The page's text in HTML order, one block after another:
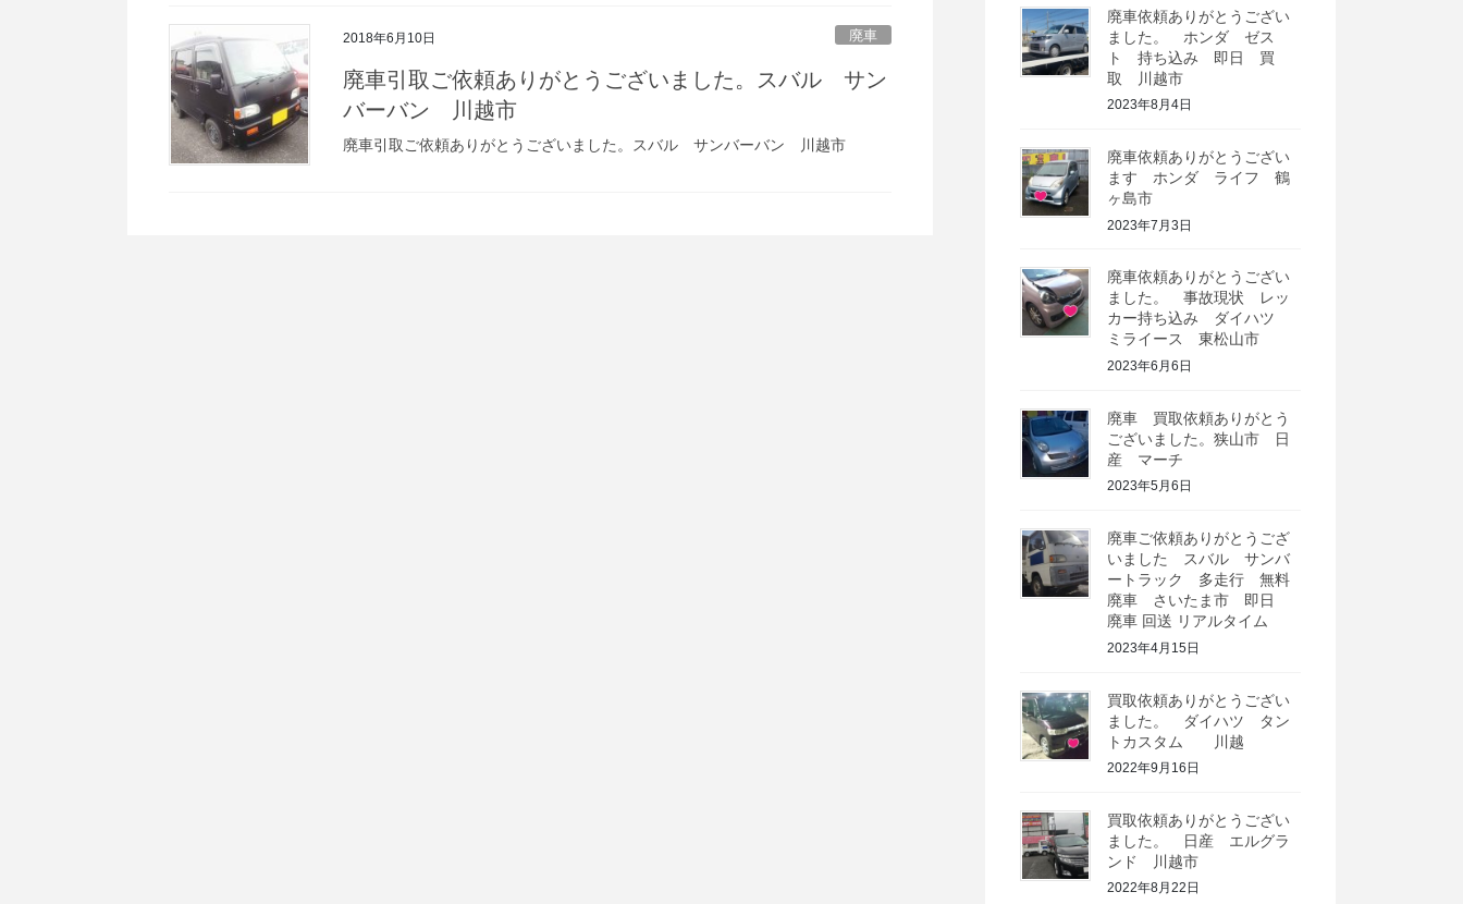
2018年6月10日 廃車
廃車引取ご依頼ありがとうございました。スバル サン
バーバン 川越市
廃車引取ご依頼ありがとうございました。スバル サンバーバン 川越市
廃車依頼ありがとうござい
ました。 ホンダ ゼス
ト 持ち込み 即日 買
取 川越市
2023年8月4日
廃車依頼ありがとうござい
ます ホンダ ライフ 鶴
ヶ島市
2023年7月3日
廃車依頼ありがとうござい
ました。 事故現状 レッ
カー持ち込み ダイハツ
ミライース 東松山市
2023年6月6日
廃車 買取依頼ありがとう
ございました。狭山市 日
産 マーチ
2023年5月6日
廃車ご依頼ありがとうござ
いました スバル サンバ
ートラック 多走行 無料
廃車 さいたま市 即日
廃車 回送 リアルタイム
2023年4月15日
買取依頼ありがとうござい
ました。 ダイハツ タン
トカスタム 川越
2022年9月16日
買取依頼ありがとうござい
ました。 日産 エルグラ
ンド 川越市
2022年8月22日